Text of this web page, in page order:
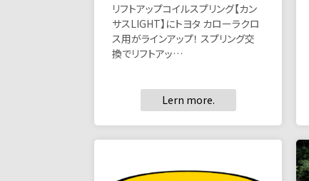
リフトアップコイルスプリング【カン
サスLIGHT】にトヨタ カローラクロ
ス用がラインアップ！ スプリング交
換でリフトアッ…
Lern more.